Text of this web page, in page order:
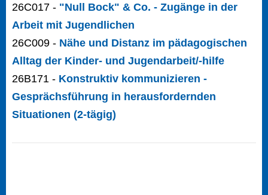
26C017 - "Null Bock" & Co. - Zugänge in der
Arbeit mit Jugendlichen
26C009 - Nähe und Distanz im pädagogischen
Alltag der Kinder- und Jugendarbeit/-hilfe
26B171 - Konstruktiv kommunizieren -
Gesprächsführung in herausfordernden
Situationen (2-tägig)